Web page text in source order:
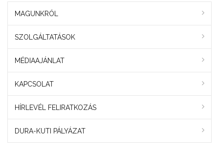
MAGUNKRÓL
SZOLGÁLTATÁSOK
MÉDIAAJÁNLAT
KAPCSOLAT
HÍRLEVÉL FELIRATKOZÁS
DURA-KUTI PÁLYÁZAT